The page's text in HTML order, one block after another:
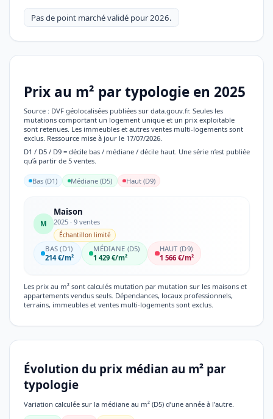
Pas de point marché validé pour 2026.
Prix au m² par typologie en 2025
Source : DVF géolocalisées publiées sur data.gouv.fr. Seules les
mutations comportant un logement unique et un prix exploitable
sont retenues. Les immeubles et autres ventes multi-logements sont
exclus. Ressource mise à jour le 17/07/2026.
D1 / D5 / D9 = décile bas / médiane / décile haut. Une série n’est publiée
qu’à partir de 5 ventes.
Bas (D1) Médiane (D5) Haut (D9)
M
Maison
2025 · 9 ventes
Échantillon limité
BAS (D1)
214 €/m²
MÉDIANE (D5)
1 429 €/m²
HAUT (D9)
1 566 €/m²
Les prix au m² sont calculés mutation par mutation sur les maisons et
appartements vendus seuls. Dépendances, locaux professionnels,
terrains, immeubles et ventes multi-logements sont exclus.
Évolution du prix médian au m² par
typologie
Variation calculée sur la médiane au m² (D5) d’une année à l’autre.